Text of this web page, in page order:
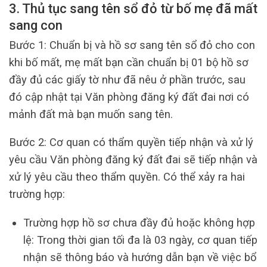
3. Thủ tục sang tên sổ đỏ từ bố mẹ đã mất
sang con
Bước 1: Chuẩn bị và hồ sơ sang tên sổ đỏ cho con
khi bố mất, mẹ mất bạn cần chuẩn bị 01 bộ hồ sơ
đầy đủ các giấy tờ như đã nêu ở phần trước, sau
đó cập nhật tại Văn phòng đăng ký đất đai nơi có
mảnh đất mà bạn muốn sang tên.
Bước 2: Cơ quan có thẩm quyền tiếp nhận và xử lý
yêu cầu Văn phòng đăng ký đất đai sẽ tiếp nhận và
xử lý yêu cầu theo thẩm quyền. Có thể xảy ra hai
trường hợp:
Trường hợp hồ sơ chưa đầy đủ hoặc không hợp
lệ: Trong thời gian tối đa là 03 ngày, cơ quan tiếp
nhận sẽ thông báo và hướng dẫn bạn về việc bổ